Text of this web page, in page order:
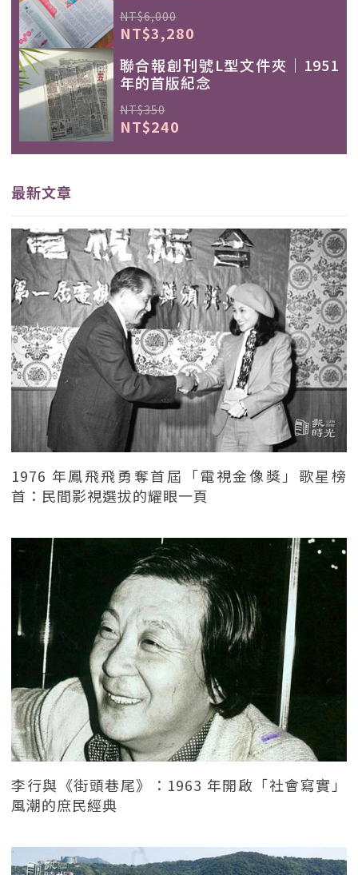
NT$6,000
NT$3,280
聯合報創刊號L型文件夾｜1951
年的首版紀念
NT$350
NT$240
最新文章
1976 年鳳飛飛勇奪首屆「電視金像獎」歌星榜
首：民間影視選拔的耀眼一頁
李行與《街頭巷尾》：1963 年開啟「社會寫實」
風潮的庶民經典